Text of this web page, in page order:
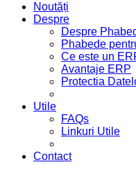
Noutăți
Despre
Despre
Phabede
Ce este un
Avantaje ERP
Protectia
Utile
FAQs
Linkuri Utile
Contact